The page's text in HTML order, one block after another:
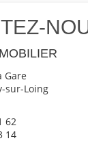
Gare
sur-Loing
62
14